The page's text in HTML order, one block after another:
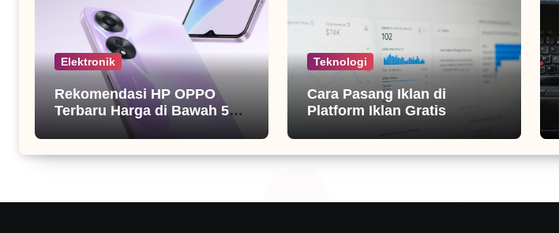
Elektronik
Rekomendasi HP OPPO
Terbaru Harga di Bawah 5
Teknologi
Cara Pasang Iklan di
Platform Iklan Gratis